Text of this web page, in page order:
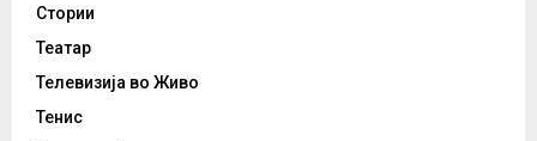
Стории
Театар
Телевизија во Живо
Тенис